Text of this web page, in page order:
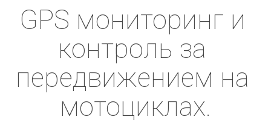
GPS мониторинг и
контроль за
передвижением на
мотоциклах.